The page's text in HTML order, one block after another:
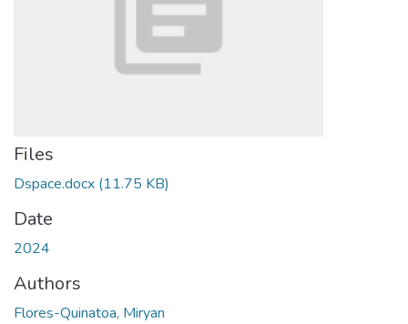
Files
Dspace.docx (11.75 KB)
Date
2024
Authors
Flores-Quinatoa, Miryan